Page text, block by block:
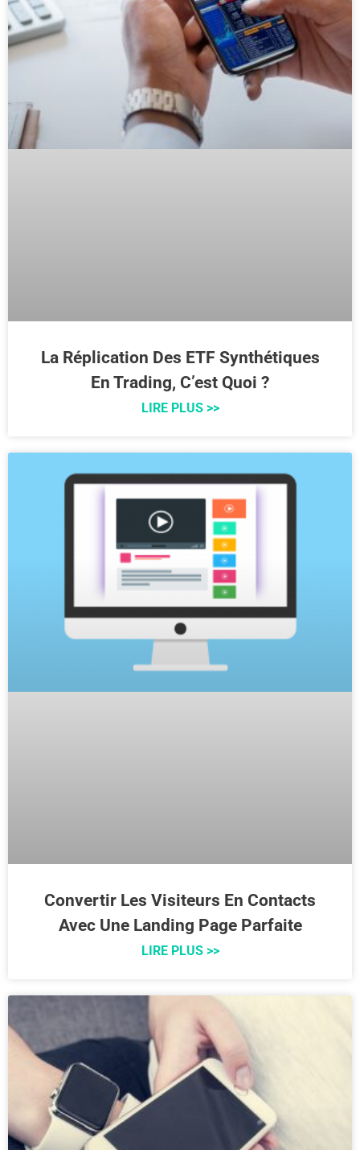
La Réplication Des ETF Synthétiques
En Trading, C’est Quoi ?
LIRE PLUS >>
Convertir Les Visiteurs En Contacts
Avec Une Landing Page Parfaite
LIRE PLUS >>